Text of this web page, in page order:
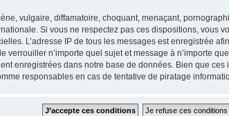
vulgaire, diffamatoire, choquant, menaçant,
Si vous ne respectez pas ces dispositions, vous
L’adresse IP de tous les messages est enregistrée
n’importe quel sujet et message à n’importe
enregistrées dans notre base de données. Bien que
responsables en cas de tentative de piratage